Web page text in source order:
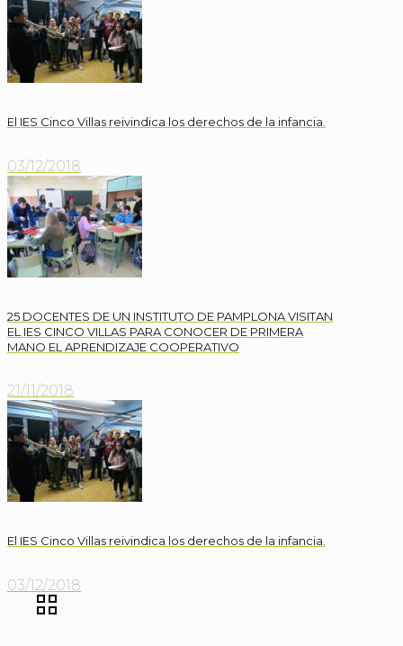
El IES Cinco Villas reivindica los derechos de la infancia.
03/12/2018
25 DOCENTES DE UN INSTITUTO DE PAMPLONA VISITAN
EL IES CINCO VILLAS PARA CONOCER DE PRIMERA
MANO EL APRENDIZAJE COOPERATIVO
21/11/2018
El IES Cinco Villas reivindica los derechos de la infancia.
03/12/2018